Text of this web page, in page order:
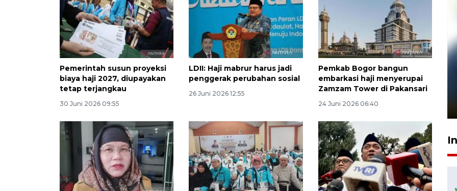
Pemerintah susun proyeksi
biaya haji 2027, diupayakan
tetap terjangkau
30 Juni 2026 09:55
LDII: Haji mabrur harus jadi
penggerak perubahan sosial
26 Juni 2026 12:55
Pemkab Bogor bangun
embarkasi haji menyerupai
Zamzam Tower di Pakansari
24 Juni 2026 06:40
Pelanggan Filaha Farm setia
sampai 8 tahan?
1 Juni 2026 05:47